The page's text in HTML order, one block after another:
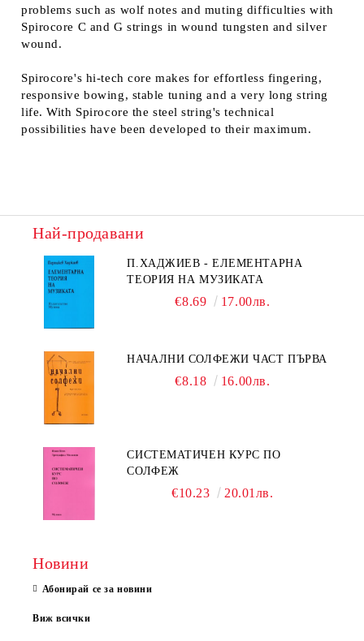
problems such as wolf notes and muting difficulties with
Spirocore C and G strings in wound tungsten and silver
wound.
Spirocore's hi-tech core makes for effortless fingering,
responsive bowing, stable tuning and a very long string
life. With Spirocore the steel string's technical
possibilities have been developed to their maximum.
Най-продавани
П.ХАДЖИЕВ - ЕЛЕМЕНТАРНА
ТЕОРИЯ НА МУЗИКАТА
€8.69 17.00лв.
НАЧАЛНИ СОЛФЕЖИ ЧАСТ ПЪРВА
€8.18 16.00лв.
СИСТЕМАТИЧЕН КУРС ПО
СОЛФЕЖ
€10.23 20.01лв.
Новини
Абонирай се за новини
Виж всички